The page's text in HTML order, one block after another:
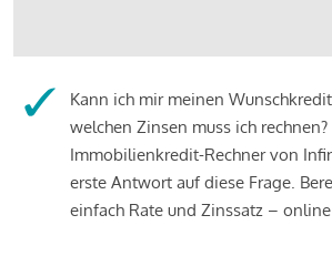
Kann ich mir meinen
welchen Zinsen muss ich
Immobilienkredit-Rechner von
erste Antwort auf diese Frage.
einfach Rate und Zinssatz –